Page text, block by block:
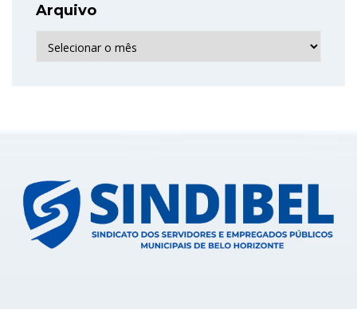
Arquivo
Arquivo